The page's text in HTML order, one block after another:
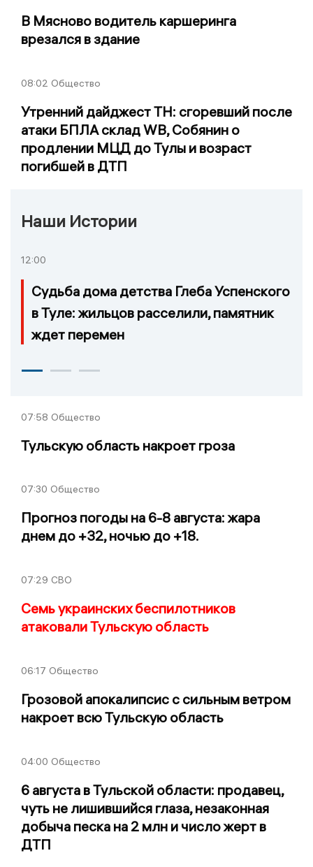
В Мясново водитель каршеринга
врезался в здание
08:02 Общество
Утренний дайджест ТН: сгоревший после
атаки БПЛА склад WB, Собянин о
продлении МЦД до Тулы и возраст
погибшей в ДТП
Наши Истории
12:00
Судьба дома детства Глеба Успенского
в Туле: жильцов расселили, памятник
ждет перемен
07:58 Общество
Тульскую область накроет гроза
07:30 Общество
Прогноз погоды на 6-8 августа: жара
днем до +32, ночью до +18.
07:29 СВО
Семь украинских беспилотников
атаковали Тульскую область
06:17 Общество
Грозовой апокалипсис с сильным ветром
накроет всю Тульскую область
04:00 Общество
6 августа в Тульской области: продавец,
чуть не лишившийся глаза, незаконная
добыча песка на 2 млн и число жерт в
ДТП